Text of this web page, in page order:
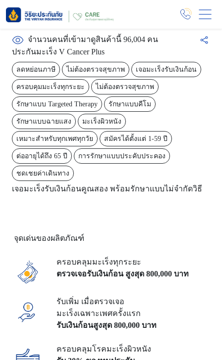
จำนวนคนที่เข้ามาดูสินค้านี้ 96,004 คน
ประกันมะเร็ง V Cancer Plus
ลดหย่อนภาษี ไม่ต้องตรวจสุขภาพ เจอมะเร็งรับเงินก้อน
ครอบคุมมะเร็งทุกระยะ ไม่ต้องตรวจสุขภาพ
รักษาแบบ Targeted Therapy รักษาแบบคีโม
รักษาแบบฉายแสง มะเร็งผิวหนัง
เหมาะสำหรับทุกเพศทุกวัย สมัครได้ตั้งแต่ 1-59 ปี
ต่ออายุได้ถึง 65 ปี การรักษาแบบประคับประคอง
ชดเชยค่าเดินทาง
เจอมะเร็งรับเงินก้อนคูณสอง พร้อมรักษาแบบไม่จำกัดวิธี
จุดเด่นของผลิตภัณฑ์
ครอบคลุมมะเร็งทุกระยะ
ตรวจเจอรับเงินก้อน สูงสุด 800,000 บาท
รับเพิ่ม เมื่อตรวจเจอ
มะเร็งเฉพาะเพศครั้งแรก
รับเงินก้อนสูงสุด 800,000 บาท
ครอบคลุมโรคมะเร็งผิวหนัง